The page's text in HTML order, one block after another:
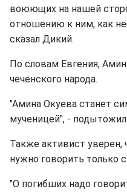
воюющих на нашей
отношению к ним, как
сказал Дикий.
По словам Евгения,
чеченского народа.
"Амина Окуева станет
мученицей", -
Также активист уверен,
нужно говорить только
"О погибших надо